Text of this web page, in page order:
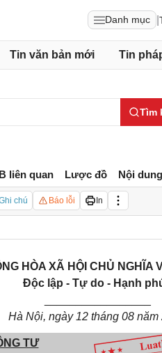
Danh mục
Tin văn bản mới Tin
Tìm
liên quan Lược đồ Nội
chú Báo lỗi In
HÒA XÃ HỘI CHỦ NGHĨA
Độc lập - Tự do - Hạnh
Hà Nội, ngày 12 tháng 08 năm
TƯ